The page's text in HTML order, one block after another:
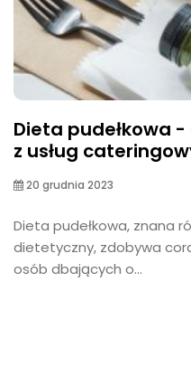
Dieta pudełkowa
z usług
20 grudnia 2023
Dieta pudełkowa, znana
dietetyczny, zdobywa
osób dbających o...